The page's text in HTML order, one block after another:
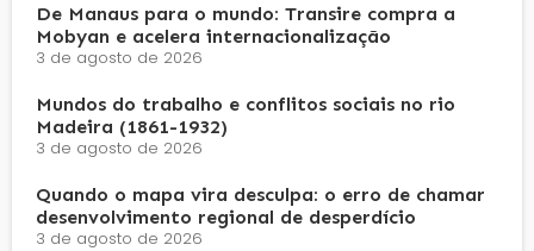
De Manaus para o mundo: Transire compra a
Mobyan e acelera internacionalização
3 de agosto de 2026
Mundos do trabalho e conflitos sociais no rio
Madeira (1861-1932)
3 de agosto de 2026
Quando o mapa vira desculpa: o erro de chamar
desenvolvimento regional de desperdício
3 de agosto de 2026